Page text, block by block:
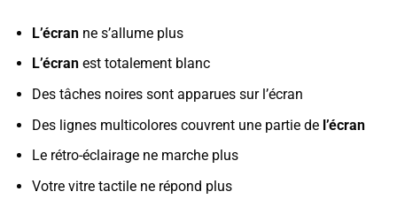
L’écranne s’allume plus
L’écranest totalement blanc
Des tâches noires sont apparues sur l’écran
Des lignes multicolores couvrent une partie de l’écran
Le rétro-éclairage ne marche plus
Votre vitre tactile ne répond plus